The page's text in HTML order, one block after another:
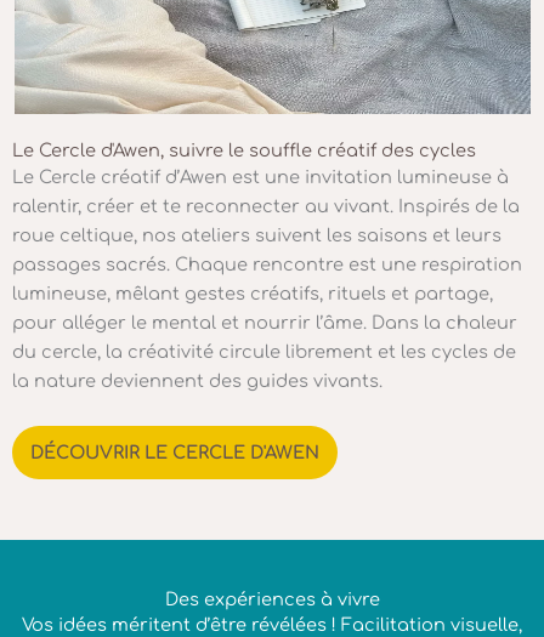
Le Cercle d'Awen, suivre le souffle créatif des cycles
Le Cercle créatif d’Awen est une invitation lumineuse à
ralentir, créer et te reconnecter au vivant. Inspirés de la
roue celtique, nos ateliers suivent les saisons et leurs
passages sacrés. Chaque rencontre est une respiration
lumineuse, mêlant gestes créatifs, rituels et partage,
pour alléger le mental et nourrir l’âme. Dans la chaleur
du cercle, la créativité circule librement et les cycles de
la nature deviennent des guides vivants.
DÉCOUVRIR LE CERCLE D'AWEN
Des expériences à vivre
Vos idées méritent d’être révélées ! Facilitation visuelle,